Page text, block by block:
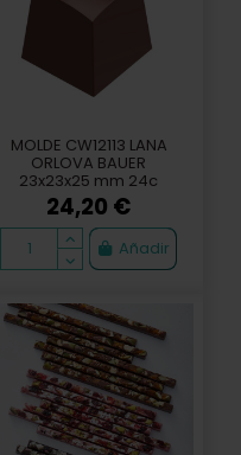
MOLDE CW12113 LANA
ORLOVA BAUER
23x23x25 mm 24c
24,20 €
Añadir